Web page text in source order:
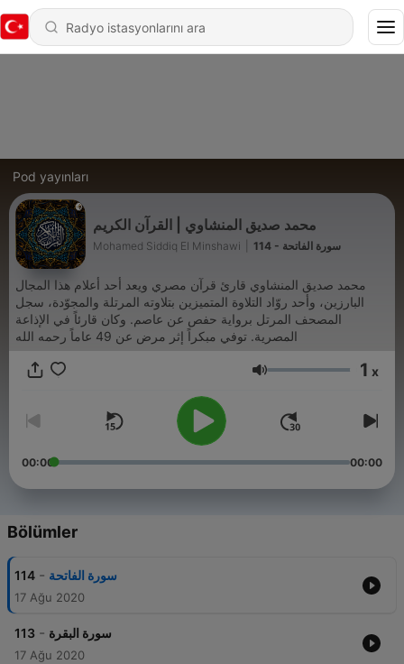
Pod yayınları
محمد صديق المنشاوي | القرآن الكريم
Mohamed Siddiq El Minshawi 114 - سورة الفاتحة
محمد صديق المنشاوي قارئ قرآن مصري ويعد أحد أعلام هذا المجال
البارزين، وأحد روّاد التلاوة المتميزين بتلاوته المرتلة والمجوّدة، سجل
المصحف المرتل برواية حفص عن عاصم. وكان قارئاً في الإذاعة
المصرية. توفي مبكراً إثر مرض عن 49 عاماً رحمه الله
Ses 1 x
00:00 00:00
Bölümler
114 - سورة الفاتحة
17 Ağu 2020
113 - سورة البقرة
17 Ağu 2020